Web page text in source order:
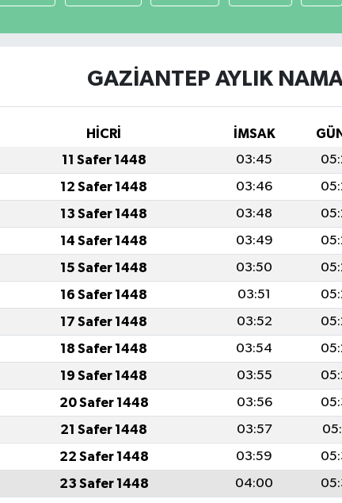
GAZİANTEP AYLIK
HİCRİ İMSAK
11 Safer 1448 03:45
12 Safer 1448 03:46
13 Safer 1448 03:48
14 Safer 1448 03:49
15 Safer 1448 03:50
16 Safer 1448 03:51
17 Safer 1448 03:52
18 Safer 1448 03:54
19 Safer 1448 03:55
20 Safer 1448 03:56
21 Safer 1448 03:57
22 Safer 1448 03:59
23 Safer 1448 04:00